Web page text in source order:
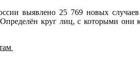
выявлено 25 769 новых
круг лиц, с которыми они